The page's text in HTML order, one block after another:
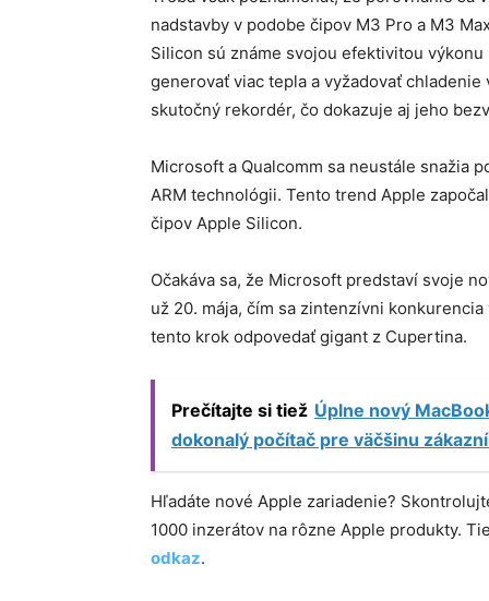
nadstavby v podobe čipov M3 Pro a M3
Silicon sú známe svojou efektivitou
generovať viac tepla a vyžadovať
skutočný rekordér, čo dokazuje aj jeho
Microsoft a Qualcomm sa neustále snažia
ARM technológii. Tento trend Apple
čipov Apple Silicon.
Očakáva sa, že Microsoft predstaví svoje
už 20. mája, čím sa zintenzívni
tento krok odpovedať gigant z Cupertina.
Prečítajte si tiež Úplne nový
dokonalý počítač pre väčšinu
Hľadáte nové Apple zariadenie?
1000 inzerátov na rôzne Apple produkty.
odkaz.